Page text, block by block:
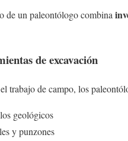
de un paleontólogo combina
de excavación
trabajo de campo, los
geológicos
y punzones